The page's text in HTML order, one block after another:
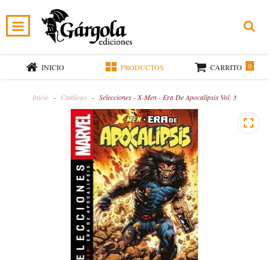
INICIO PRODUCTOS CARRITO 0
Inicio - Catálogo - Selecciones - X-Men - Era De Apocalipsis Vol. 3